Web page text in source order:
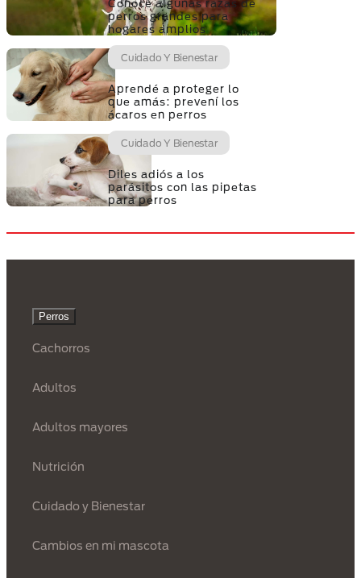
Conocé algunas razas de
perros grandes para
hogares amplios
Cuidado Y Bienestar
Aprendé a proteger lo
que amás: prevení los
ácaros en perros
Cuidado Y Bienestar
Diles adiós a los
parásitos con las pipetas
para perros
Footer
Purina
Perros
Cachorros
Adultos
Adultos mayores
Nutrición
Cuidado y Bienestar
Cambios en mi mascota